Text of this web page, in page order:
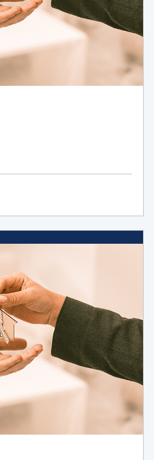
・サービスに関す
ン等、各種ご案内の
示、メールマガジ
め
市場分析、マーケ
の加工、統計化の
個人を識別できない
または統計情報
統計データの第三者
供の制限
の個人情報を第三者
ありません。
されている場合